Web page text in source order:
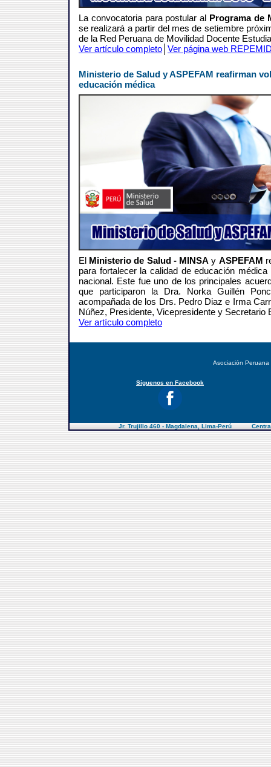
La convocatoria para postular al Programa de
se realizará a partir del mes de setiembre
de la Red Peruana de Movilidad Docente
Ver artículo completo Ver página web
Ministerio de Salud y ASPEFAM reafirman
educación médica
El Ministerio de Salud - MINSA y ASPEFAM
para fortalecer la calidad de educación
nacional. Este fue uno de los principales
que participaron la Dra. Norka Guillén
acompañada de los Drs. Pedro Diaz e Irma
Núñez, Presidente, Vicepresidente y
Ver artículo completo
Asociación Peruana
Síguenos en Facebook
Jr. Trujillo 460 - Magdalena, Lima-Perú